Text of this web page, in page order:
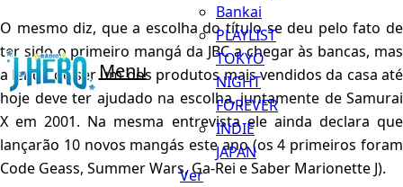
Menu
Bankai
PLAYLIST
TOKYO
NIGHT
FOREVER
INDIE
JAPAN
Ver
O mesmo diz, que a escolha do título se deu pelo fato de
ter sido o primeiro mangá da JBC a chegar às bancas, mas
a lenda de ser um dos produtos mais vendidos da casa até
hoje deve ter ajudado na escolha, juntamente de Samurai
X em 2001. Na mesma entrevista ele ainda declara que
lançarão 10 novos mangás este ano (os 4 primeiros foram
Code Geass, Summer Wars, Ga-Rei e Saber Marionette J).